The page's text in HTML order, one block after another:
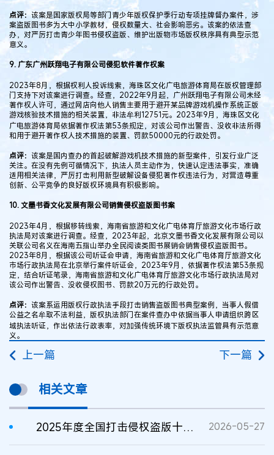
点评：该案是国家版权局等部门青少年版权保护季行动专项挂牌督办案件，涉
案盗版图书多为大中小学教材，侵权数量大、社会影响恶劣。该案的依法查
办，对严厉打击青少年图书侵权盗版、维护出版物市场版权秩序具有典型示范
意义。
9. 广东广州跃翔电子有限公司侵犯软件著作权案
2023年8月，根据权利人投诉线索，海珠区文化广电旅游体育局在版权管理部
门支持下对该案进行调查。经查，2022年9月起，广州跃翔电子有限公司未经
著作权人许可，通过网店向他人销售主要用于避开某品牌游戏机操作系统正版
游戏核验技术措施的相关装置，非法牟利12751元。2023年9月，海珠区文化
广电旅游体育局依据著作权法第53条规定，对该公司作出警告、没收非法所得
和用于避开著作权人技术措施的装置、罚款50000元的行政处罚。
点评： 该案是国内查办的首起破解游戏机技术措施的新型案件，引发行业广泛
关注。在没有先例可循情况下，执法人员主动作为，快速认定违法事实，准确
适用相关法律，严厉打击利用新型破解设备侵犯著作权违法行为，对营造尊重
创新、公平竞争的良好版权环境具有积极影响。
10. 文墨书香文化发展有限公司销售侵权盗版图书案
2023年4月，根据移转线索，海南省旅游和文化广电体育厅旅游文化市场行政
执法局对该案进行调查。经查，2023年起，北京文墨书香文化发展有限公司以
关联公司名义在海南五指山举办全民阅读类图书展销会销售侵权盗版图书。
2023年8月，根据该公司听证会申请，海南省旅游和文化广电体育厅旅游文化
市场行政执法局在北京举行案件听证会，2023年9月，依据著作权法第53条规
定，结合听证笔录，海南省旅游和文化广电体育厅旅游文化市场行政执法局对
该公司作出警告、没收侵权图书、罚款20万元的行政处罚。
点评： 该案系运用版权行政执法手段打击销售盗版图书典型案例，当事人假借
公益之名牟取不法利益，版权执法部门在案件查办中依据当事人申请组织跨区
域执法听证，作出依法行政表率，对加强传统环境下版权执法监管具有示范意
义。
上一篇 下一篇
相关文章
2025年度全国打击侵权盗版十大案件 2026-05-27